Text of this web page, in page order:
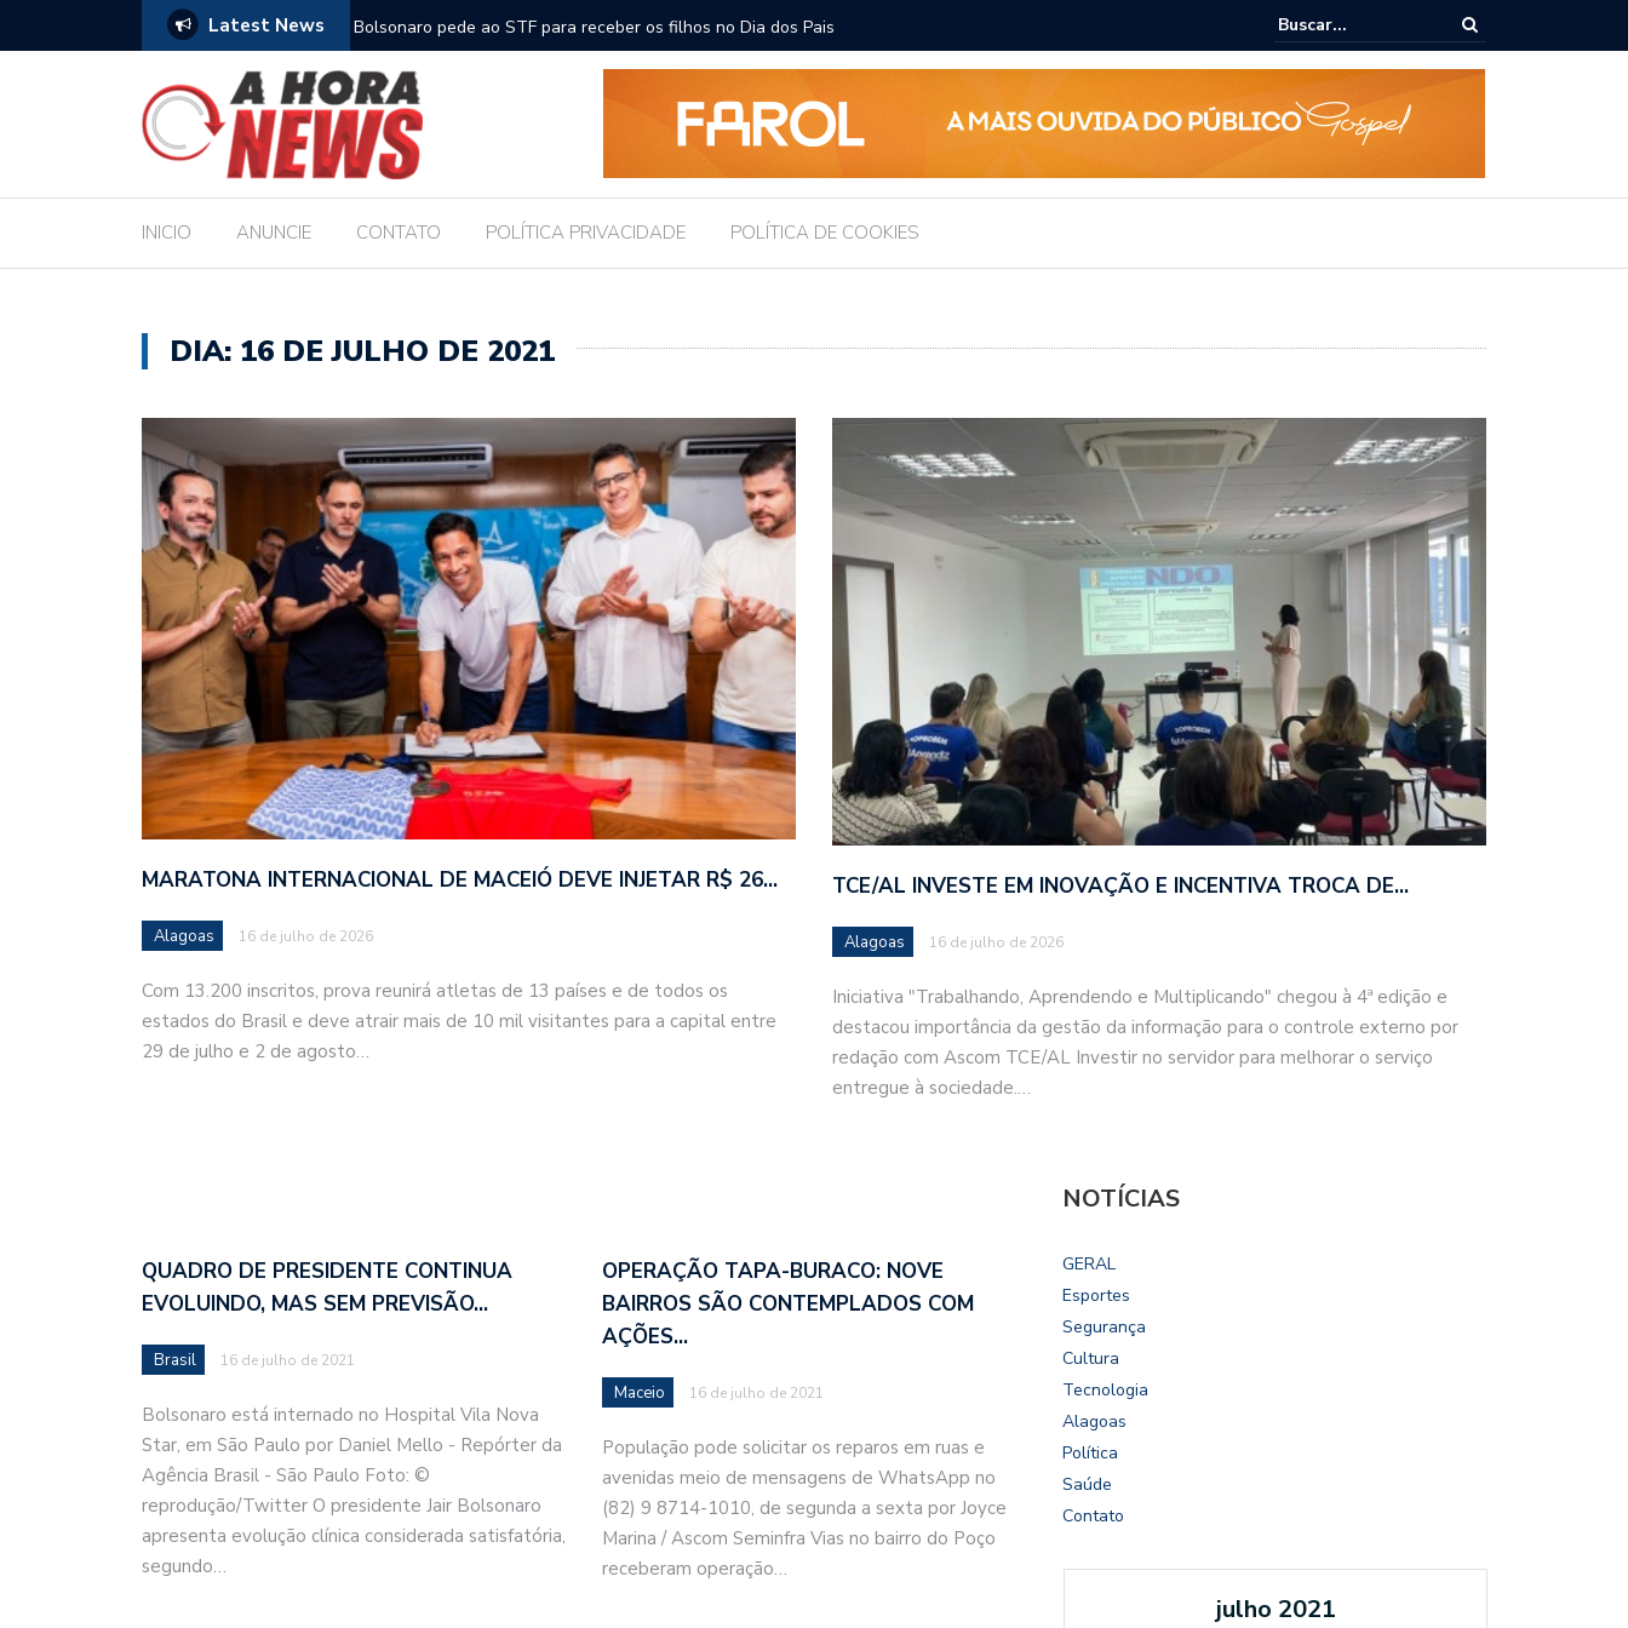
Latest News
com a Educação durante posse Bolsonaro pede ao STF para receber os filhos no Dia dos Pais
Câmara dialoga com UFAL e Faculdade de Coimbra sobre parcerias para
Legislativo
INICIO ANUNCIE CONTATO POLÍTICA PRIVACIDADE POLÍTICA DE COOKIES
DIA: 16 DE JULHO DE 2021
MARATONA INTERNACIONAL DE MACEIÓ DEVE INJETAR R$ 26…
Alagoas 16 de julho de 2026
Com 13.200 inscritos, prova reunirá atletas de 13 países e de todos os
estados do Brasil e deve atrair mais de 10 mil visitantes para a capital entre
29 de julho e 2 de agosto…
TCE/AL INVESTE EM INOVAÇÃO E INCENTIVA TROCA DE…
Alagoas 16 de julho de 2026
Iniciativa "Trabalhando, Aprendendo e Multiplicando" chegou à 4ª edição e
destacou importância da gestão da informação para o controle externo por
redação com Ascom TCE/AL Investir no servidor para melhorar o serviço
entregue à sociedade.…
QUADRO DE PRESIDENTE CONTINUA
EVOLUINDO, MAS SEM PREVISÃO…
Brasil 16 de julho de 2021
Bolsonaro está internado no Hospital Vila Nova
Star, em São Paulo por Daniel Mello - Repórter da
Agência Brasil - São Paulo Foto: ©
reprodução/Twitter O presidente Jair Bolsonaro
apresenta evolução clínica considerada satisfatória,
segundo…
OPERAÇÃO TAPA-BURACO: NOVE
BAIRROS SÃO CONTEMPLADOS COM
AÇÕES…
Maceio 16 de julho de 2021
População pode solicitar os reparos em ruas e
avenidas meio de mensagens de WhatsApp no
(82) 9 8714-1010, de segunda a sexta por Joyce
Marina / Ascom Seminfra Vias no bairro do Poço
receberam operação…
NOTÍCIAS
GERAL
Esportes
Segurança
Cultura
Tecnologia
Alagoas
Política
Saúde
Contato
julho 2021